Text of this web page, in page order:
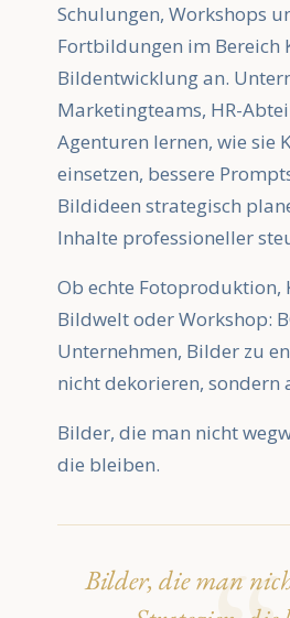
Schulungen, Workshops
Fortbildungen im Bereich
Bildentwicklung an.
Marketingteams, HR-
Agenturen lernen, wie sie
einsetzen, bessere
Bildideen strategisch
Inhalte professioneller
Ob echte Fotoproduktion,
Bildwelt oder Workshop:
Unternehmen, Bilder zu
nicht dekorieren, sondern
Bilder, die man nicht
die bleiben.
Bilder, die man